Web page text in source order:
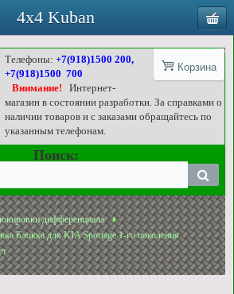
Корзина
Телефоны:+7(918)1500 200,
+7(918)1500 700
Внимание!
Интернет-
магазин в состоянии разработки. За справками о
наличии товаров и с заказами обращайтесь по
указанным телефонам.
Поиск:
дифференциала
Блокка для KIA Sportage 1-го поколения
4x4 Kuban